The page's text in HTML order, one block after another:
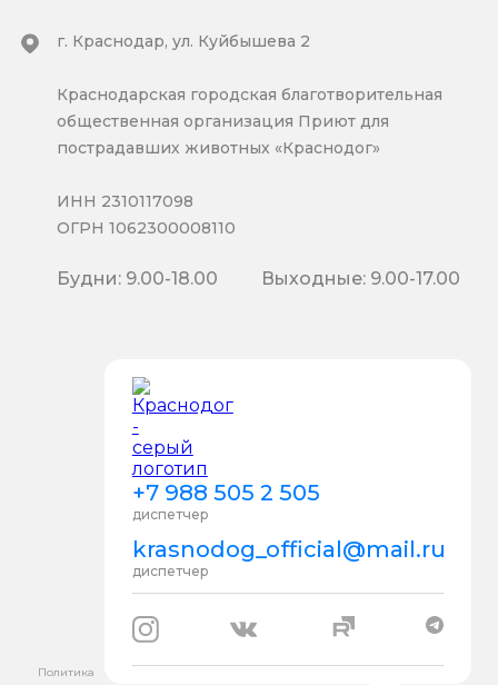
+7 988 505 2 505
диспетчер
krasnodog_official@mail.ru
диспетчер
г. Краснодар, ул. Куйбышева 2
Краснодарская городская благотворительная
общественная организация Приют для
пострадавших животных «Краснодог»
ИНН 2310117098
ОГРН 1062300008110
Будни: 9.00-18.00 Выходные: 9.00-17.00
Политика